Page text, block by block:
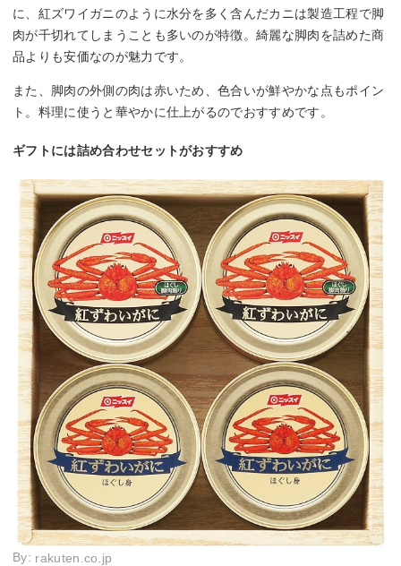
に、紅ズワイガニのように水分を多く含んだカニは製造工程で脚
肉が千切れてしまうことも多いのが特徴。綺麗な脚肉を詰めた商
品よりも安価なのが魅力です。
また、脚肉の外側の肉は赤いため、色合いが鮮やかな点もポイン
ト。料理に使うと華やかに仕上がるのでおすすめです。
ギフトには詰め合わせセットがおすすめ
By: rakuten.co.jp